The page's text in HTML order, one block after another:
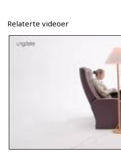
Relaterte videoer